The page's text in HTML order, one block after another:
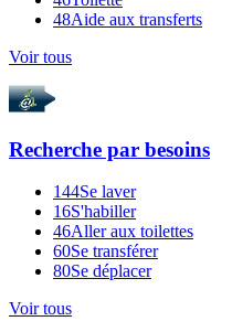
48Aide aux transferts
Voir tous
Recherche par besoins
144Se laver
16S'habiller
46Aller aux toilettes
60Se transférer
80Se déplacer
Voir tous